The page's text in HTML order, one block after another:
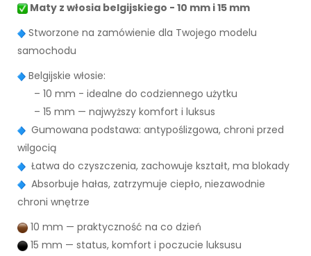
Maty z włosia belgijskiego - 10 mm i 15 mm
Stworzone na zamówienie dla Twojego modelu
samochodu
Belgijskie włosie:
– 10 mm - idealne do codziennego użytku
– 15 mm — najwyższy komfort i luksus
Gumowana podstawa: antypoślizgowa, chroni przed
wilgocią
Łatwa do czyszczenia, zachowuje kształt, ma blokady
Absorbuje hałas, zatrzymuje ciepło, niezawodnie
chroni wnętrze
10 mm — praktyczność na co dzień
15 mm — status, komfort i poczucie luksusu